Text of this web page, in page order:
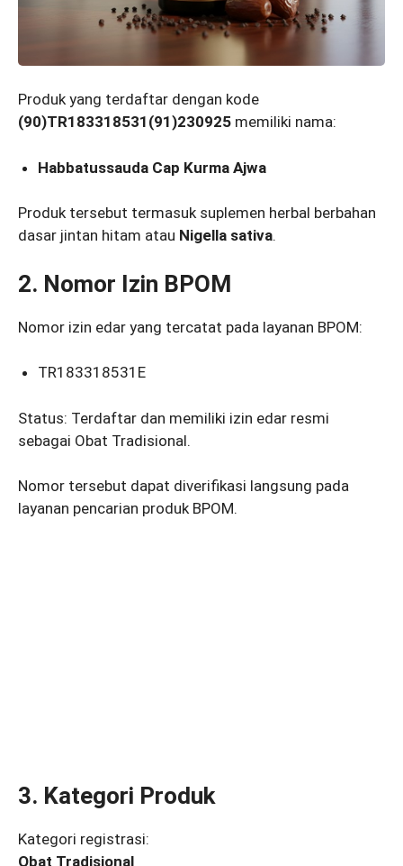
Produk yang terdaftar dengan kode
(90)TR183318531(91)230925 memiliki nama:
Habbatussauda Cap Kurma Ajwa
Produk tersebut termasuk suplemen herbal berbahan
dasar jintan hitam atau Nigella sativa.
2. Nomor Izin BPOM
Nomor izin edar yang tercatat pada layanan BPOM:
TR183318531E
Status: Terdaftar dan memiliki izin edar resmi
sebagai Obat Tradisional.
Nomor tersebut dapat diverifikasi langsung pada
layanan pencarian produk BPOM.
3. Kategori Produk
Kategori registrasi:
Obat Tradisional